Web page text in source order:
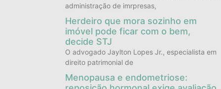
administração de imrpresas,
Herdeiro que mora sozinho em
imóvel pode ficar com o bem,
decide STJ
O advogado Jaylton Lopes Jr., especialista em
direito patrimonial de
Menopausa e endometriose: